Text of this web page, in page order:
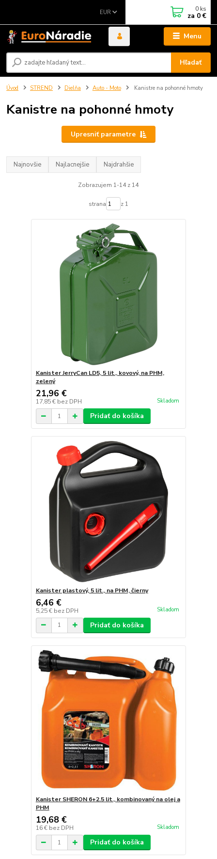
Menu
EUR
Hľadať
0 ks
za 0 €
Úvod STREND Dielňa Auto - Moto Kanistre na pohonné hmoty
Kanistre na pohonné hmoty
Upresniť parametre
Najnovšie Najlacnejšie Najdrahšie
Zobrazujem 1-14 z 14
strana z 1
Kanister JerryCan LD5, 5 lit., kovový, na PHM,
zelený
21,96 €
17,85 € bez DPH Skladom
Pridať do košíka
Kanister plastový, 5 lit., na PHM, čierny
6,46 €
5,25 € bez DPH Skladom
Pridať do košíka
Kanister SHERON 6+2.5 lit., kombinovaný na olej a
PHM
19,68 €
16 € bez DPH Skladom
Pridať do košíka